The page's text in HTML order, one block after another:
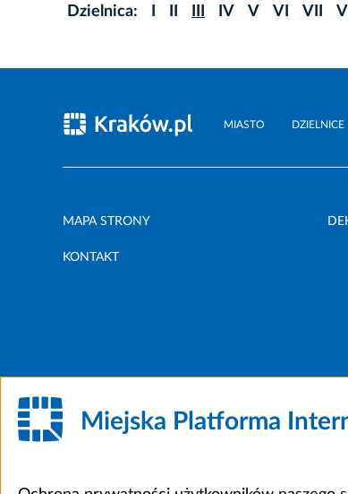
Dzielnica: IV V VI VII
MIASTO DZIELNICE
MAPA STRONY
KONTAKT
Miejska Platforma